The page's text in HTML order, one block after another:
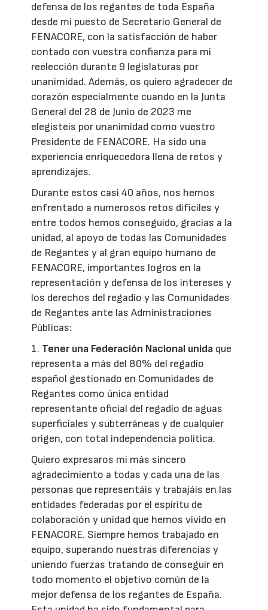
defensa de los regantes de toda España
desde mi puesto de Secretario General de
FENACORE, con la satisfacción de haber
contado con vuestra confianza para mi
reelección durante 9 legislaturas por
unanimidad. Además, os quiero agradecer de
corazón especialmente cuando en la Junta
General del 28 de Junio de 2023 me
elegisteis por unanimidad como vuestro
Presidente de FENACORE. Ha sido una
experiencia enriquecedora llena de retos y
aprendizajes.
Durante estos casi 40 años, nos hemos
enfrentado a numerosos retos difíciles y
entre todos hemos conseguido, gracias a la
unidad, al apoyo de todas las Comunidades
de Regantes y al gran equipo humano de
FENACORE, importantes logros en la
representación y defensa de los intereses y
los derechos del regadío y las Comunidades
de Regantes ante las Administraciones
Públicas:
1. Tener una Federación Nacional unida que
representa a más del 80% del regadío
español gestionado en Comunidades de
Regantes como única entidad
representante oficial del regadío de aguas
superficiales y subterráneas y de cualquier
origen, con total independencia política.
Quiero expresaros mi más sincero
agradecimiento a todas y cada una de las
personas que representáis y trabajáis en las
entidades federadas por el espíritu de
colaboración y unidad que hemos vivido en
FENACORE. Siempre hemos trabajado en
equipo, superando nuestras diferencias y
uniendo fuerzas tratando de conseguir en
todo momento el objetivo común de la
mejor defensa de los regantes de España.